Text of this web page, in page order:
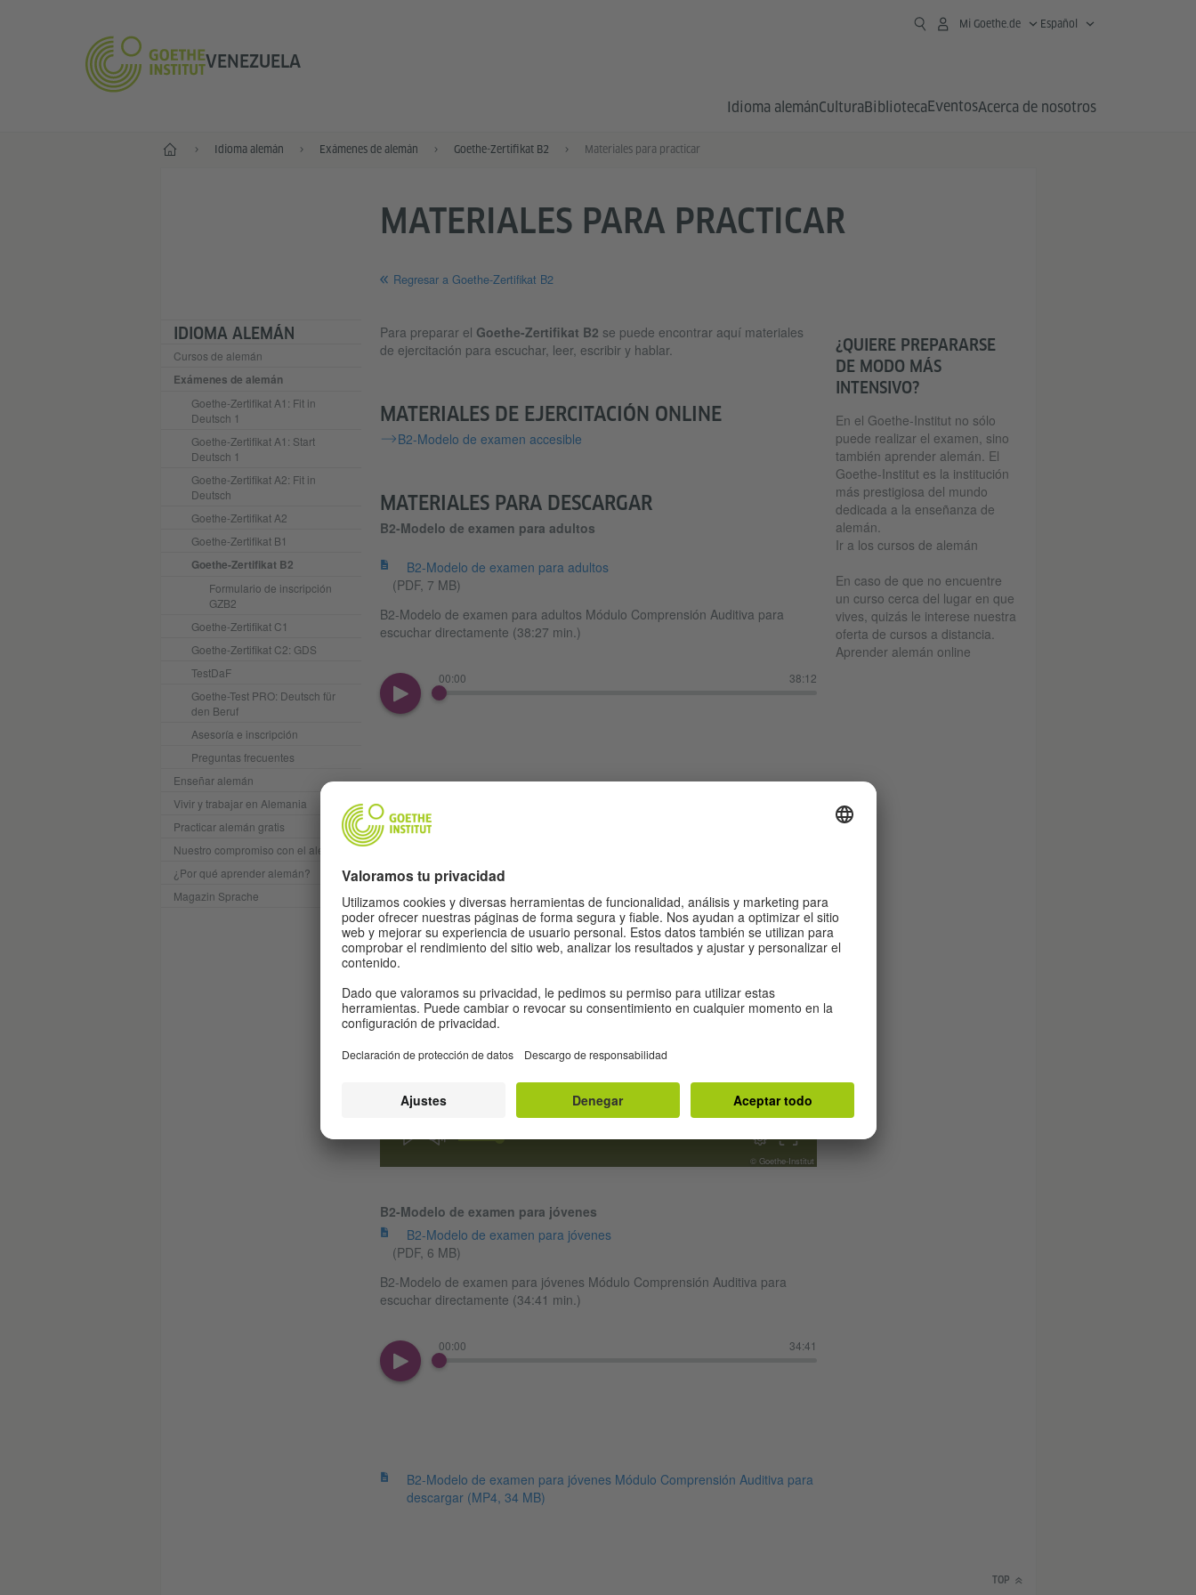
VENEZUELA
Mi Goethe.de Español
Idioma alemánCulturaBibliotecaEventosAcerca de nosotros
Inicio Idioma alemán Exámenes de alemán Goethe-Zertifikat B2 Materiales para practicar
IDIOMA ALEMÁN
Cursos de alemán
Exámenes de alemán
Goethe-Zertifikat A1: Fit in
Deutsch 1
Goethe-Zertifikat A1: Start
Deutsch 1
Goethe-Zertifikat A2: Fit in
Deutsch
Goethe-Zertifikat A2
Goethe-Zertifikat B1
Goethe-Zertifikat B2
Formulario de inscripción
GZB2
Goethe-Zertifikat C1
Goethe-Zertifikat C2: GDS
TestDaF
Goethe-Test PRO: Deutsch für
den Beruf
Asesoría e inscripción
Preguntas frecuentes
Enseñar alemán
Vivir y trabajar en Alemania
Practicar alemán gratis
Nuestro compromiso con el alemán
¿Por qué aprender alemán?
Magazin Sprache
MATERIALES PARA PRACTICAR
Regresar a Goethe-Zertifikat B2
Para preparar el Goethe-Zertifikat B2 se puede encontrar aquí materiales
de ejercitación para escuchar, leer, escribir y hablar.
MATERIALES DE EJERCITACIÓN ONLINE
B2-Modelo de examen accesible
MATERIALES PARA DESCARGAR
B2-Modelo de examen para adultos
B2-Modelo de examen para adultos
(PDF, 7 MB)
B2-Modelo de examen para adultos Módulo Comprensión Auditiva para
escuchar directamente (38:27 min.)
00:00 38:12
B2-Modelo de examen para adultos Módulo Comprensión Auditiva para
descargar
B2-Modelo de examen para adultos Módulo Expresión Oral para ver
directamente (16:13 min.)
00:01 00:00
© Goethe-Institut
B2-Modelo de examen para jóvenes
B2-Modelo de examen para jóvenes
(PDF, 6 MB)
B2-Modelo de examen para jóvenes Módulo Comprensión Auditiva para
escuchar directamente (34:41 min.)
00:00 34:41
B2-Modelo de examen para jóvenes Módulo Comprensión Auditiva para
descargar (MP4, 34 MB)
¿QUIERE PREPARARSE
DE MODO MÁS
INTENSIVO?
En el Goethe-Institut no sólo
puede realizar el examen, sino
también aprender alemán. El
Goethe-Institut es la institución
más prestigiosa del mundo
dedicada a la enseñanza de
alemán.
Ir a los cursos de alemán
En caso de que no encuentre
un curso cerca del lugar en que
vives, quizás le interese nuestra
oferta de cursos a distancia.
Aprender alemán online
TOP